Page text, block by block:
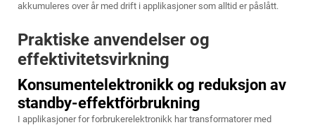
akkumuleres over år med drift i applikasjoner som alltid er påslått.
Praktiske anvendelser og
effektivitetsvirkning
Konsumentelektronikk og reduksjon av
standby-effektförbrukning
I applikasjoner for forbrukerelektronikk har transformatorer med